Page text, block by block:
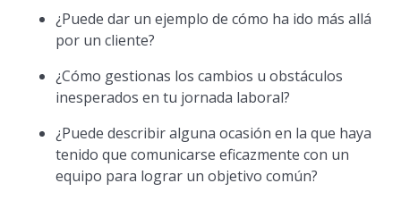
¿Puede dar un ejemplo de cómo ha ido más allá
por un cliente?
¿Cómo gestionas los cambios u obstáculos
inesperados en tu jornada laboral?
¿Puede describir alguna ocasión en la que haya
tenido que comunicarse eficazmente con un
equipo para lograr un objetivo común?